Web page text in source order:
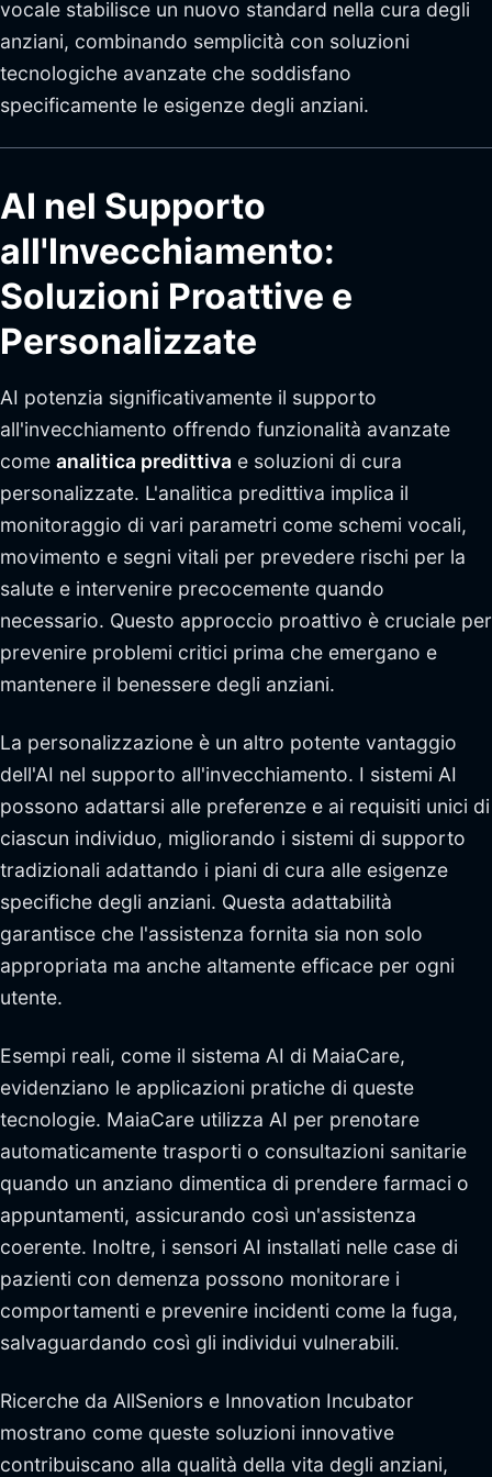
vocale stabilisce un nuovo standard nella cura degli
anziani, combinando semplicità con soluzioni
tecnologiche avanzate che soddisfano
specificamente le esigenze degli anziani.
AI nel Supporto
all'Invecchiamento:
Soluzioni Proattive e
Personalizzate
AI potenzia significativamente il supporto
all'invecchiamento offrendo funzionalità avanzate
come analitica predittiva e soluzioni di cura
personalizzate. L'analitica predittiva implica il
monitoraggio di vari parametri come schemi vocali,
movimento e segni vitali per prevedere rischi per la
salute e intervenire precocemente quando
necessario. Questo approccio proattivo è cruciale per
prevenire problemi critici prima che emergano e
mantenere il benessere degli anziani.
La personalizzazione è un altro potente vantaggio
dell'AI nel supporto all'invecchiamento. I sistemi AI
possono adattarsi alle preferenze e ai requisiti unici di
ciascun individuo, migliorando i sistemi di supporto
tradizionali adattando i piani di cura alle esigenze
specifiche degli anziani. Questa adattabilità
garantisce che l'assistenza fornita sia non solo
appropriata ma anche altamente efficace per ogni
utente.
Esempi reali, come il sistema AI di MaiaCare,
evidenziano le applicazioni pratiche di queste
tecnologie. MaiaCare utilizza AI per prenotare
automaticamente trasporti o consultazioni sanitarie
quando un anziano dimentica di prendere farmaci o
appuntamenti, assicurando così un'assistenza
coerente. Inoltre, i sensori AI installati nelle case di
pazienti con demenza possono monitorare i
comportamenti e prevenire incidenti come la fuga,
salvaguardando così gli individui vulnerabili.
Ricerche da AllSeniors e Innovation Incubator
mostrano come queste soluzioni innovative
contribuiscano alla qualità della vita degli anziani,